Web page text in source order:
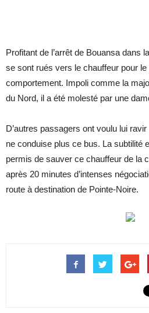
Profitant de l’arrêt de Bouansa dans
se sont rués vers le chauffeur pour
comportement. Impoli comme la
du Nord, il a été molesté par une
D’autres passagers ont voulu lui
ne conduise plus ce bus. La subtilité
permis de sauver ce chauffeur de la
après 20 minutes d’intenses
route à destination de Pointe-Noire.